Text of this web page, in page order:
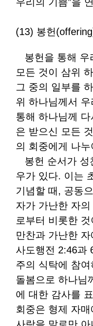
(13) 봉헌
봉헌을 통해 우
모든 것이 삼위
그 중의 일부를
위 하나님께서
통해 하나님께
은 받으신 모든
의 회중에게 나
봉헌 순서가 성
우가 있다. 이는
기념할 때, 공동
자가 가난한 자
로부터 비롯한
만찬과 가난한
사도행전 2:46과
주의 식탁에 참
돌봄으로 하나님
에 대한 감사를
회중은 형제 자